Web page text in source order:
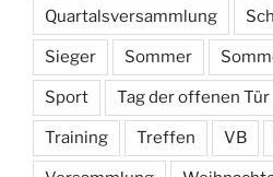
Quartalsversammlung
Sieger Sommer
Sport Tag der offenen Tür
Training Treffen VB